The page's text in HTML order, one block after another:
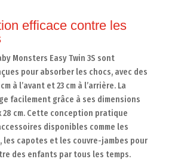
efficace contre les
Monsters Easy Twin 3S sont
pour absorber les chocs, avec des
à l’avant et 23 cm à l’arrière. La
facilement grâce à ses dimensions
28 cm. Cette conception pratique
disponibles comme les
capotes et les couvre-jambes pour
des enfants par tous les temps.